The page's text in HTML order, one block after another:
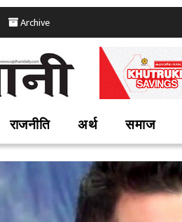
Archive
राजनीति अर्थ समाज